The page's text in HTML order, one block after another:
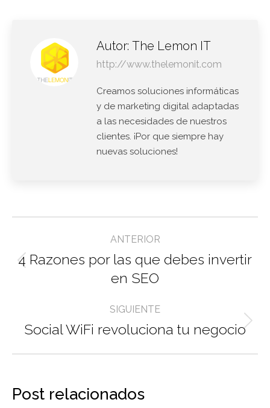
Autor: The Lemon IT
http://www.thelemonit.com
Creamos soluciones informáticas
y de marketing digital adaptadas
a las necesidades de nuestros
clientes. ¡Por que siempre hay
nuevas soluciones!
Navegación
entre
ANTERIOR
Entrada
anterior:
4 Razones por las que debes invertir
en SEO
SIGUIENTE
Entrada
Social WiFi revoluciona tu negocio
Post relacionados